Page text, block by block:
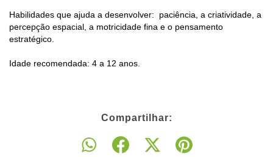
Habilidades que ajuda a desenvolver: paciência, a criatividade, a
percepção espacial, a motricidade fina e o pensamento
estratégico.
Idade recomendada: 4 a 12 anos.
Compartilhar: